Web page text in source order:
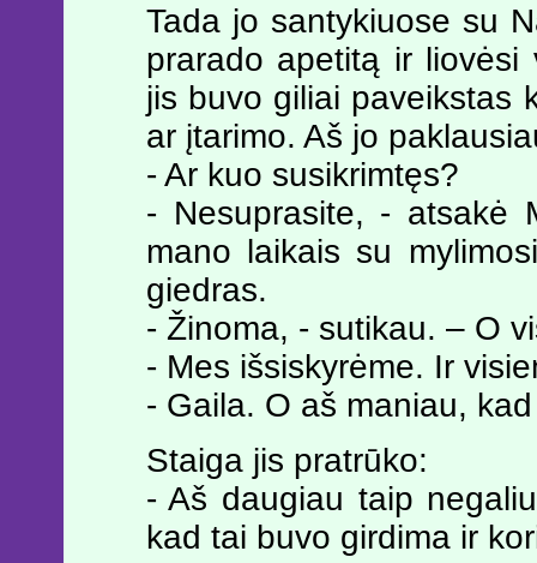
Tada jo santykiuose su
prarado apetitą ir
jis buvo giliai paveikstas
ar įtarimo. Aš jo
- Ar kuo susikrimtęs?
- Nesuprasite, - atsakė
mano laikais su
giedras.
- Žinoma, - sutikau. – O
- Mes išsiskyrėme. Ir
- Gaila. O aš maniau,
Staiga jis pratrūko:
- Aš daugiau taip
kad tai buvo girdima ir